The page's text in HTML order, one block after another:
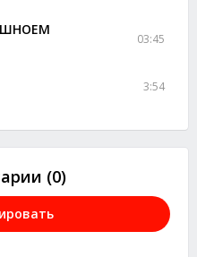
03:45
3:54
(0)